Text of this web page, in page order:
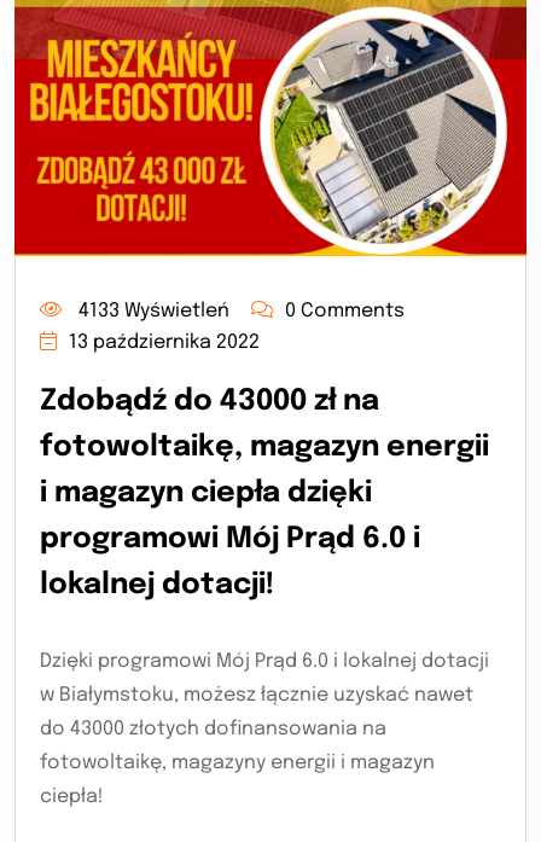
4133 Wyświetleń
0 Comments
13 października 2022
Zdobądź do 43000 zł na
fotowoltaikę, magazyn energii
i magazyn ciepła dzięki
programowi Mój Prąd 6.0 i
lokalnej dotacji!
Dzięki programowi Mój Prąd 6.0 i lokalnej dotacji
w Białymstoku, możesz łącznie uzyskać nawet
do 43000 złotych dofinansowania na
fotowoltaikę, magazyny energii i magazyn
ciepła!